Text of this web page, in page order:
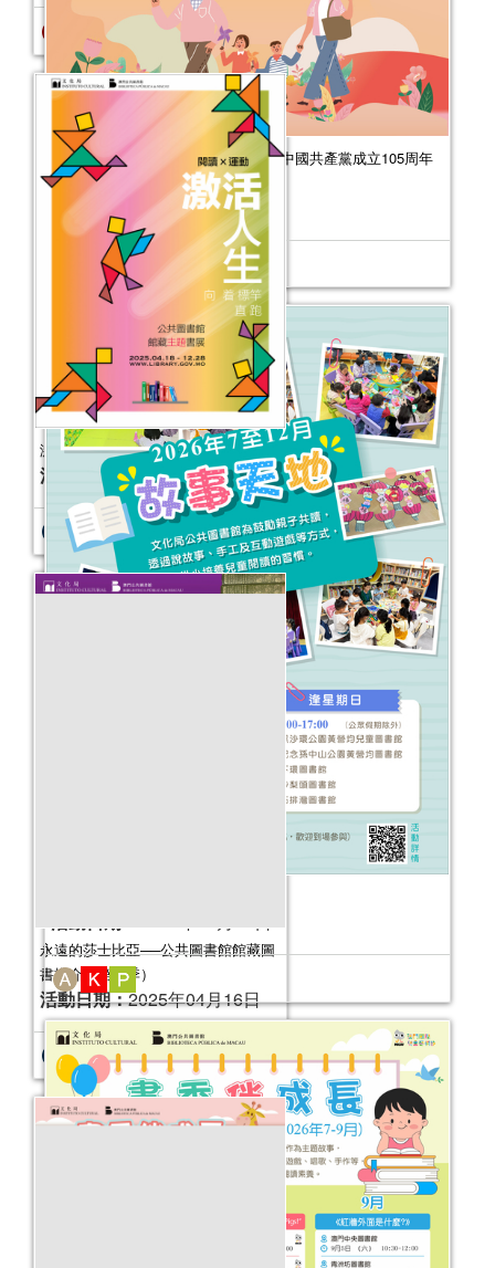
為了實現中華民族偉大復興——慶祝中國共產黨成立105周年
圖片展
活動日期： 2026年07月31日
活動日期：2026年07月04日
報名結束
激活人生──公共圖書館館藏主題書展
活動日期：2025年04月18日
永遠的莎士比亞──公共圖書館館藏圖
書推介（第二季）
活動日期：2025年04月16日